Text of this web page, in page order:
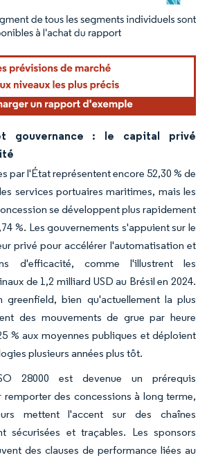
La réutilisation nécessite une attribution sous CC BY
gouvernance : le capital privé
par l'État représentent encore 52,30 % de
services portuaires maritimes, mais les
se développent plus rapidement
%. Les gouvernements s'appuient sur le
privé pour accélérer l'automatisation et
d'efficacité, comme l'illustrent les
de 1,2 milliard USD au Brésil en 2024.
greenfield, bien qu'actuellement la plus
des mouvements de grue par heure
% aux moyennes publiques et déploient
plusieurs années plus tôt.
28000 est devenue un prérequis
des concessions à long terme,
mettent l'accent sur des chaînes
sécurisées et traçables. Les sponsors
des clauses de performance liées au